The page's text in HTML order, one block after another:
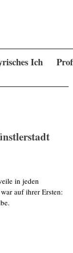
Ich
in jeden
auf ihrer Ersten: